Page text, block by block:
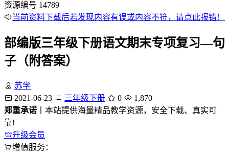
资源编号 14789
当前资料下载后若发现内容有误或内容不符，请点此报错！
部编版三年级下册语文期末专项复习—句
子（附答案）
苏学
2021-06-23
三年级下册 0
1,870
郑重承诺 丨本站提供海量精品教学资源，安全下载、真实可
靠!
升级会员
增值服务：